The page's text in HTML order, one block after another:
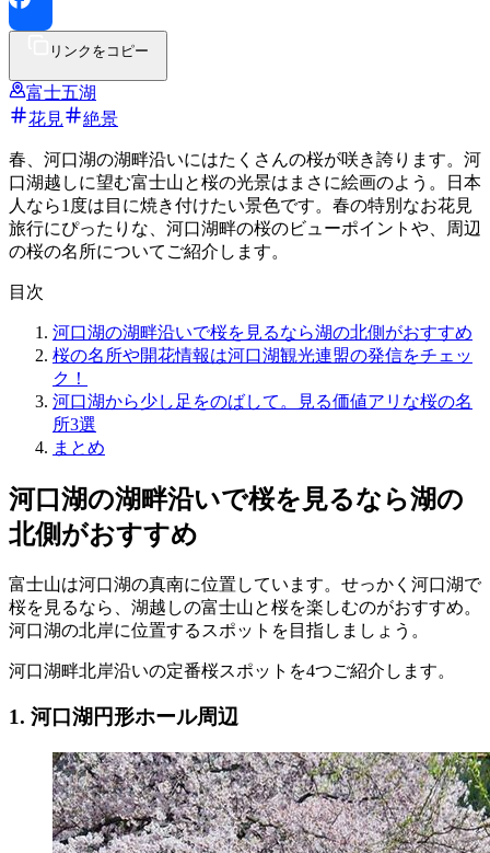
リンクをコピー
富士五湖
花見
絶景
春、河口湖の湖畔沿いにはたくさんの桜が咲き誇ります。河
口湖越しに望む富士山と桜の光景はまさに絵画のよう。日本
人なら1度は目に焼き付けたい景色です。春の特別なお花見
旅行にぴったりな、河口湖畔の桜のビューポイントや、周辺
の桜の名所についてご紹介します。
目次
河口湖の湖畔沿いで桜を見るなら湖の北側がおすすめ
桜の名所や開花情報は河口湖観光連盟の発信をチェッ
ク！
河口湖から少し足をのばして。見る価値アリな桜の名
所3選
まとめ
河口湖の湖畔沿いで桜を見るなら湖の
北側がおすすめ
富士山は河口湖の真南に位置しています。せっかく河口湖で
桜を見るなら、湖越しの富士山と桜を楽しむのがおすすめ。
河口湖の北岸に位置するスポットを目指しましょう。
河口湖畔北岸沿いの定番桜スポットを4つご紹介します。
1. 河口湖円形ホール周辺